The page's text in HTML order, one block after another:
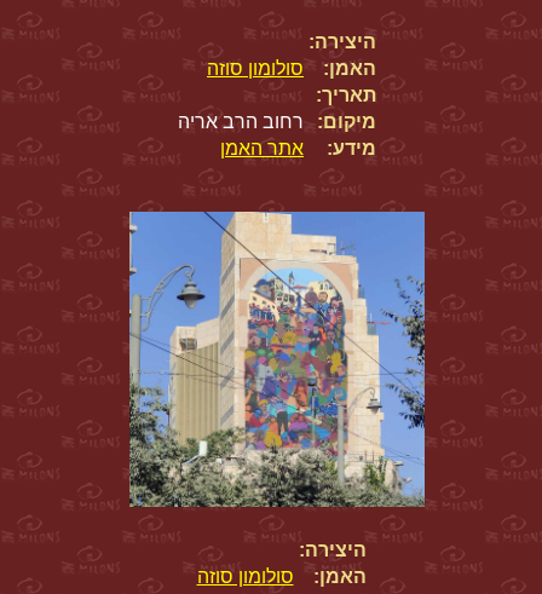
היצירה:
האמן:
סולומון סוזה
תאריך:
מיקום:
רחוב הרב אריה
מידע:
אתר האמן
היצירה:
האמן:
סולומון סוזה